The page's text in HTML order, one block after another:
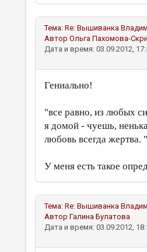
Тема: Re: Вышиванка
Автор Ольга Пахомова-
Дата и время: 03.09.2012,
Гениально!
"все равно, из любых
я домой - чуешь,
любовь всегда жертва.
У меня есть такое
Тема: Re: Вышиванка
Автор Галина Булатова
Дата и время: 03.09.2012,